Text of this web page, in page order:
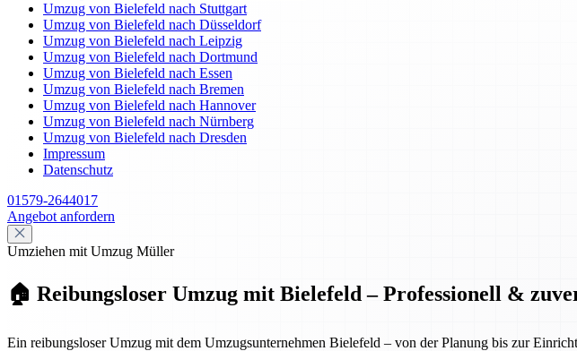
Umzug von Bielefeld nach Stuttgart
Umzug von Bielefeld nach Düsseldorf
Umzug von Bielefeld nach Leipzig
Umzug von Bielefeld nach Dortmund
Umzug von Bielefeld nach Essen
Umzug von Bielefeld nach Bremen
Umzug von Bielefeld nach Hannover
Umzug von Bielefeld nach Nürnberg
Umzug von Bielefeld nach Dresden
Impressum
Datenschutz
01579-2644017
Angebot anfordern
Umziehen mit Umzug Müller
🏠 Reibungsloser Umzug mit Bielefeld – Professionell &
Ein reibungsloser Umzug mit dem Umzugsunternehmen Bielefeld – von der Planung bis zur